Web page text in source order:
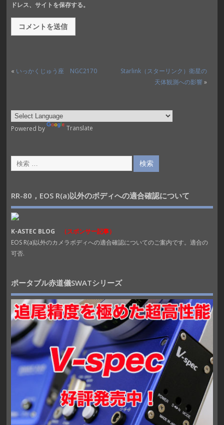
ドレス、サイトを保存する。
« いっかくじゅう座 NGC2170
Starlink（スターリンク）衛星の
天体観測への影響»
Powered by Translate
RR-80，EOS R(a)以外のボディへの適合確認について
K-ASTEC BLOG
（スポンサー記事）
EOS R(a)以外のカメラボディへの適合確認についてのご案内です。適合の
可否.
ポータブル赤道儀SWATシリーズ